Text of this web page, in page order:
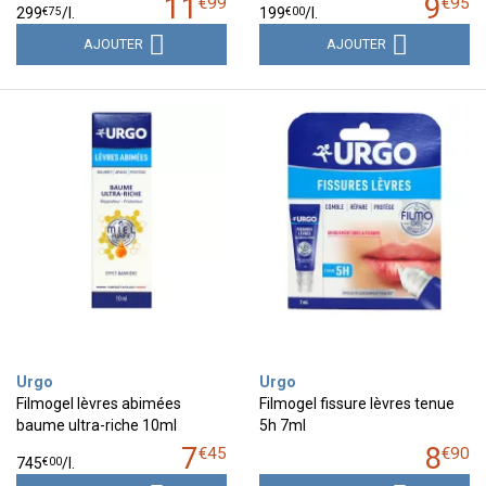
11
299€75/
AJOUTER
9
199€00/
AJOUTER
Urgo
Filmogel lèvres abimées
baume ultra-riche 10ml
7€45
745€00/
Urgo
Filmogel fissure lèvres tenue
5h 7ml
8€90